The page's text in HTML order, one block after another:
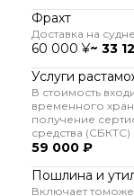
Фрахт
Доставка на
60 000 ¥~ 33
Услуги
В стоимость
временного
получение
средства (СБКТС)
59 000 ₽
Пошлина и
Включает